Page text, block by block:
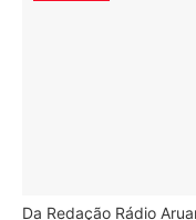
Da Redação Rádio